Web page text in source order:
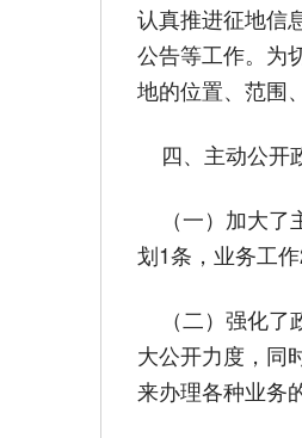
认真推进征地信
公告等工作。为
地的位置、范围
四、主动公开
（一）加大了
划1条，业务工
（二）强化了
大公开力度，同
来办理各种业务